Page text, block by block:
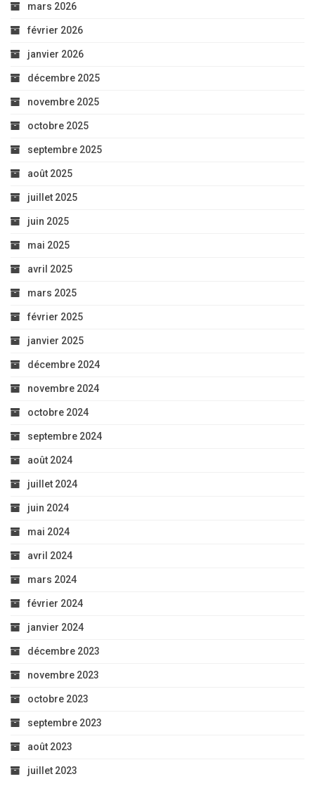
mars 2026
février 2026
janvier 2026
décembre 2025
novembre 2025
octobre 2025
septembre 2025
août 2025
juillet 2025
juin 2025
mai 2025
avril 2025
mars 2025
février 2025
janvier 2025
décembre 2024
novembre 2024
octobre 2024
septembre 2024
août 2024
juillet 2024
juin 2024
mai 2024
avril 2024
mars 2024
février 2024
janvier 2024
décembre 2023
novembre 2023
octobre 2023
septembre 2023
août 2023
juillet 2023